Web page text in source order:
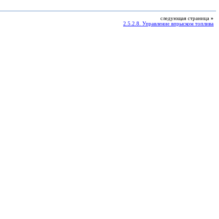
следующая страница »
2.5.2.8. Управление впрыском топлива